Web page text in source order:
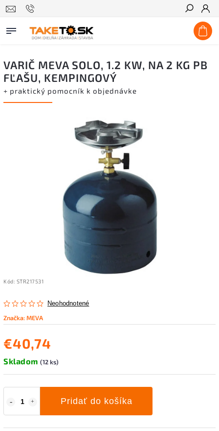
Hľadať
VARIČ MEVA SOLO, 1.2 KW, NA 2 KG PB
FĽAŠU, KEMPINGOVÝ
+ praktický pomocník k objednávke
Kód: STR217531
Neohodnotené
Značka:MEVA
€40,74
Skladom (12 ks)
Pridať do košíka